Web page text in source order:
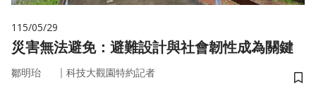
115/05/29
災害無法避免：避難設計與社會韌性成為關鍵
鄒明珆 ｜ 科技大觀園特約記者
儲